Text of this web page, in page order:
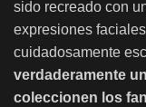
sido recreado con
expresiones
cuidadosamente
verdaderamente
coleccionen los